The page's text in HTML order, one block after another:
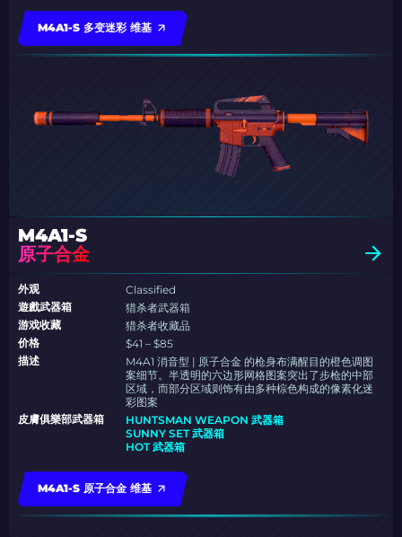
M4A1-S 多变迷彩 维基
M4A1-S
原子合金
外观
Classified
遊戲武器箱
猎杀者武器箱
游戏收藏
猎杀者收藏品
价格
$41 – $85
描述
M4A1 消音型 | 原子合金 的枪身布满醒目的橙色调图
案细节。半透明的六边形网格图案突出了步枪的中部
区域，而部分区域则饰有由多种棕色构成的像素化迷
彩图案
皮膚俱樂部武器箱
HUNTSMAN WEAPON 武器箱
SUNNY SET 武器箱
HOT 武器箱
M4A1-S 原子合金 维基